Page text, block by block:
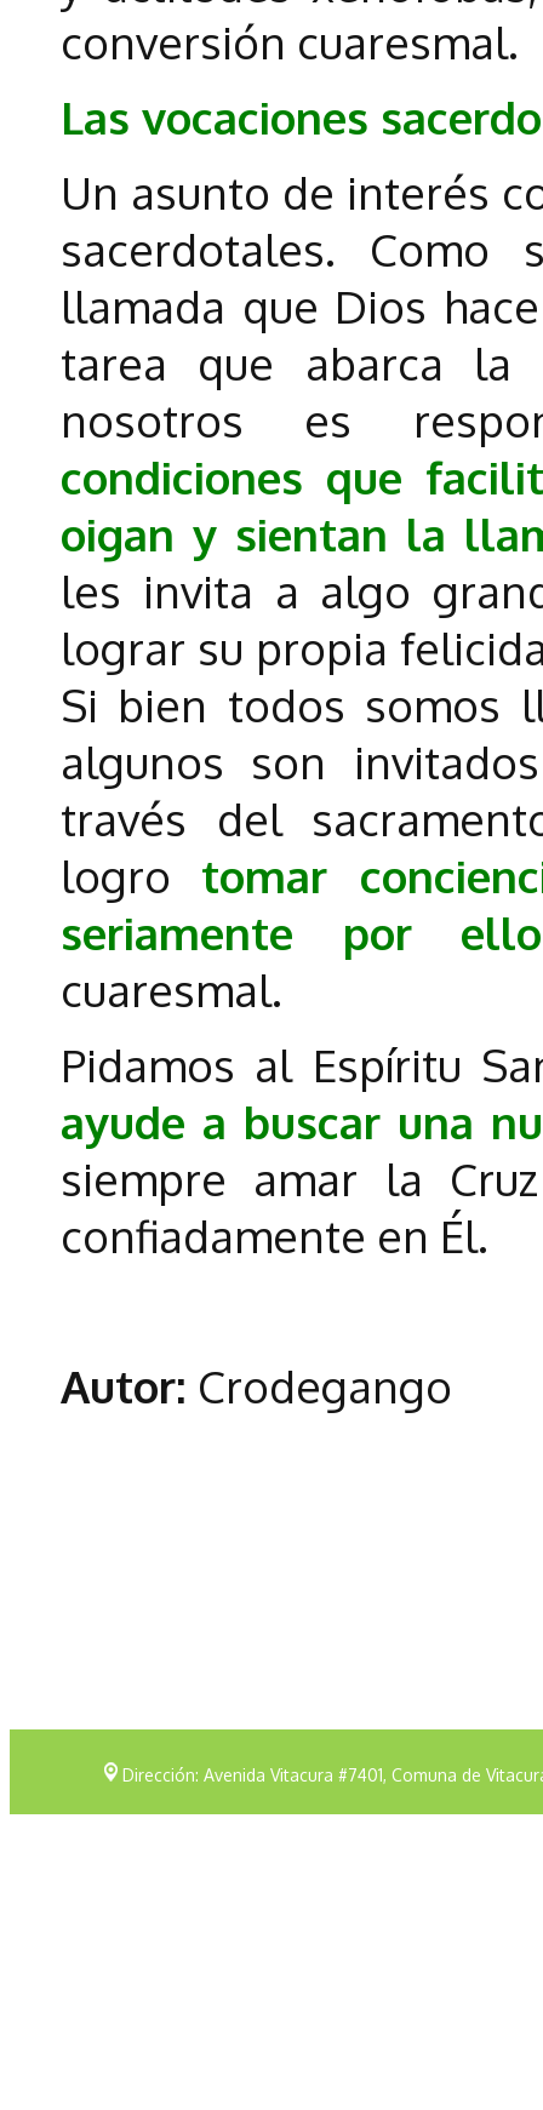
conversión cuaresmal.
Las vocaciones
Un asunto de interés
sacerdotales.
llamada que Dios
tarea que abarca la
nosotros es
condiciones que
oigan y sientan la
les invita a algo
lograr su propia
Si bien todos somos
algunos son
través del
logro tomar
seriamente por ello
cuaresmal.
Pidamos al Espíritu
ayude a buscar una
siempre amar la
confiadamente en Él.
Autor: Crodegango
Dirección: Avenida Vitacura #7401, Comuna de